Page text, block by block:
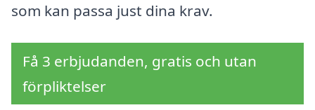
som kan passa just dina krav.
Få 3 erbjudanden, gratis och utan
förpliktelser